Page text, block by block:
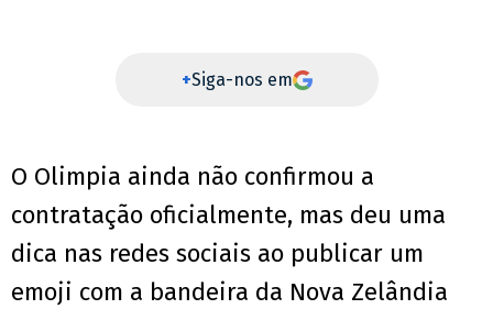
+Siga-nos em
O Olimpia ainda não confirmou a
contratação oficialmente, mas deu uma
dica nas redes sociais ao publicar um
emoji com a bandeira da Nova Zelândia